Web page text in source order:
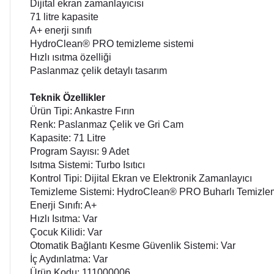
Dijital ekran zamanlayıcısı
71 litre kapasite
A+ enerji sınıfı
HydroClean® PRO temizleme sistemi
Hızlı ısıtma özelliği
Paslanmaz çelik detaylı tasarım
Teknik Özellikler
Ürün Tipi: Ankastre Fırın
Renk: Paslanmaz Çelik ve Gri Cam
Kapasite: 71 Litre
Program Sayısı: 9 Adet
Isıtma Sistemi: Turbo Isıtıcı
Kontrol Tipi: Dijital Ekran ve Elektronik Zamanlayıcı
Temizleme Sistemi: HydroClean® PRO Buharlı
Enerji Sınıfı: A+
Hızlı Isıtma: Var
Çocuk Kilidi: Var
Otomatik Bağlantı Kesme Güvenlik Sistemi: Var
İç Aydınlatma: Var